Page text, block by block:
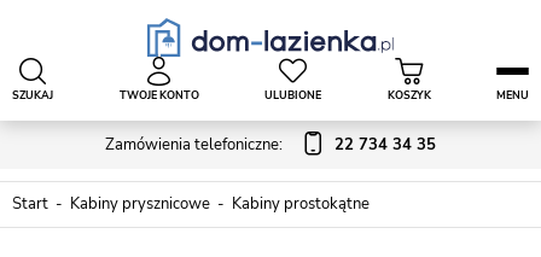
Zamówienia telefoniczne: 22 734 34 35
SZUKAJ TWOJE KONTO ULUBIONE KOSZYK MENU
Start Kabiny prysznicowe Kabiny prostokątne